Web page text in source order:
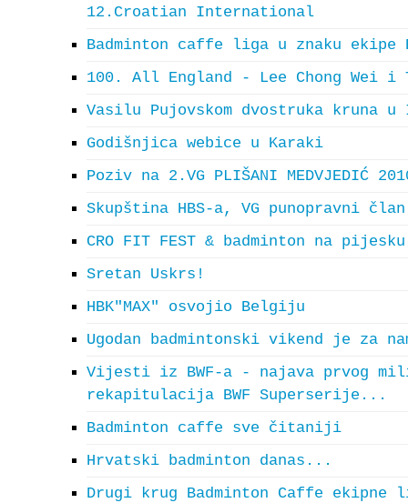
12.Croatian International
Badminton caffe liga u znaku ekipe
100. All England - Lee Chong Wei i
Vasilu Pujovskom dvostruka kruna
Godišnjica webice u Karaki
Poziv na 2.VG PLIŠANI MEDVJEDIĆ
Skupština HBS-a, VG punopravni
CRO FIT FEST & badminton na pijesku
Sretan Uskrs!
HBK"MAX" osvojio Belgiju
Ugodan badmintonski vikend je za
Vijesti iz BWF-a - najava prvog
rekapitulacija BWF Superserije...
Badminton caffe sve čitaniji
Hrvatski badminton danas...
Drugi krug Badminton Caffe ekipne